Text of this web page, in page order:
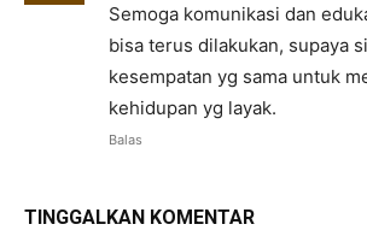
Semoga komunikasi dan
bisa terus dilakukan, supaya
kesempatan yg sama untuk
kehidupan yg layak.
Balas
TINGGALKAN KOMENTAR